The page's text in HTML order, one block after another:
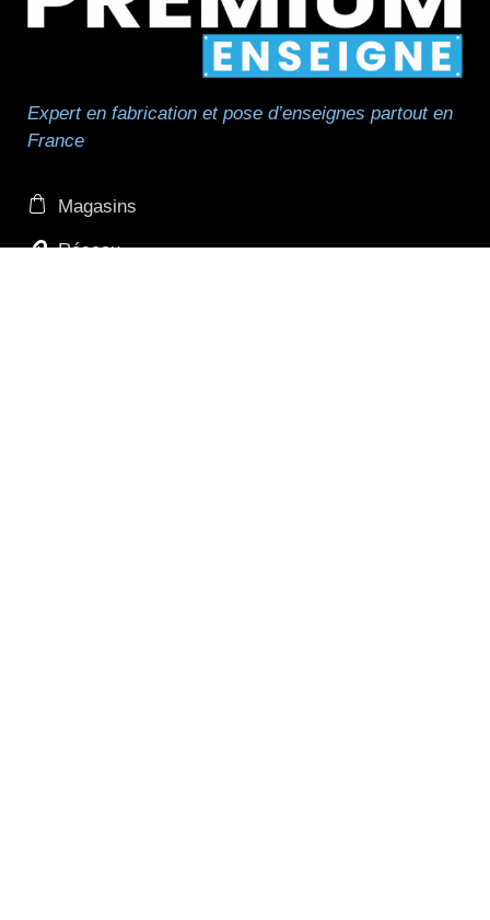
Expert en fabrication et pose d’enseignes partout en
France
Magasins
Réseau